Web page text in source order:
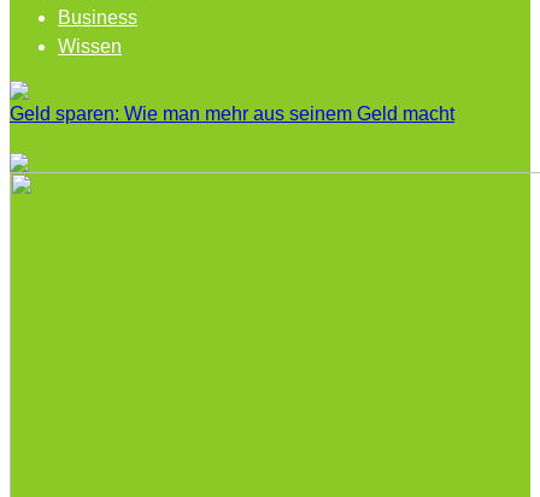
Business
Wissen
Geld sparen: Wie man mehr aus seinem Geld macht